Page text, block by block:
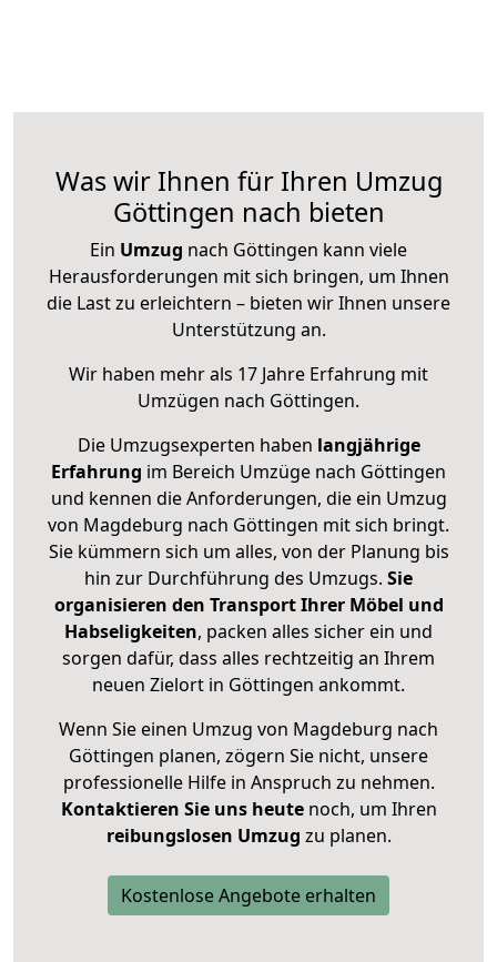
Was wir Ihnen für Ihren Umzug
Göttingen nach bieten
Ein Umzug nach Göttingen kann viele
Herausforderungen mit sich bringen, um Ihnen
die Last zu erleichtern – bieten wir Ihnen unsere
Unterstützung an.
Wir haben mehr als 17 Jahre Erfahrung mit
Umzügen nach Göttingen.
Die Umzugsexperten haben langjährige
Erfahrung im Bereich Umzüge nach Göttingen
und kennen die Anforderungen, die ein Umzug
von Magdeburg nach Göttingen mit sich bringt.
Sie kümmern sich um alles, von der Planung bis
hin zur Durchführung des Umzugs. Sie
organisieren den Transport Ihrer Möbel und
Habseligkeiten, packen alles sicher ein und
sorgen dafür, dass alles rechtzeitig an Ihrem
neuen Zielort in Göttingen ankommt.
Wenn Sie einen Umzug von Magdeburg nach
Göttingen planen, zögern Sie nicht, unsere
professionelle Hilfe in Anspruch zu nehmen.
Kontaktieren Sie uns heutenoch, um Ihren
reibungslosen Umzug zu planen.
Kostenlose Angebote erhalten